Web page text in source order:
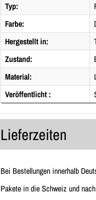
Typ:
Farbe:
Hergestellt in:
Zustand:
Material:
Veröffentlicht :
Lieferzeiten
Bei Bestellungen innerhalb
Pakete in die Schweiz und